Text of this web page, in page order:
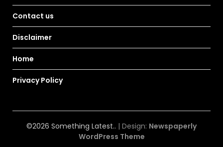
Contact us
Disclaimer
Home
Privacy Policy
©2026 Something Latest.. | Design: Newspaperly
WordPress Theme